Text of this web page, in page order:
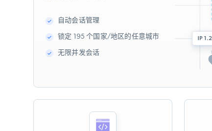
自动会话管理
锁定 195 个国家/地区的任意城市
无限并发会话